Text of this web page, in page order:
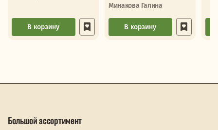
В корзину
Минакова Галина
В корзину
Большой ассортимент